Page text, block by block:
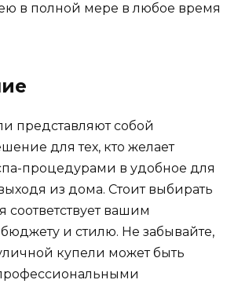
в полной мере в любое время
представляют собой
для тех, кто желает
процедурами в удобное для
из дома. Стоит выбирать
соответствует вашим
и стилю. Не забывайте,
купели может быть